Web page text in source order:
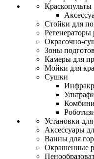
Краскопульты
Стойки для
Регенераторы
Окрасочно-
Зоны
Камеры для
Мойки для
Сушки
Установки
Аксессуары
Ванны для
Окрашенные